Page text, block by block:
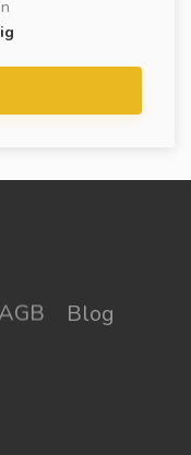
AGB
Blog